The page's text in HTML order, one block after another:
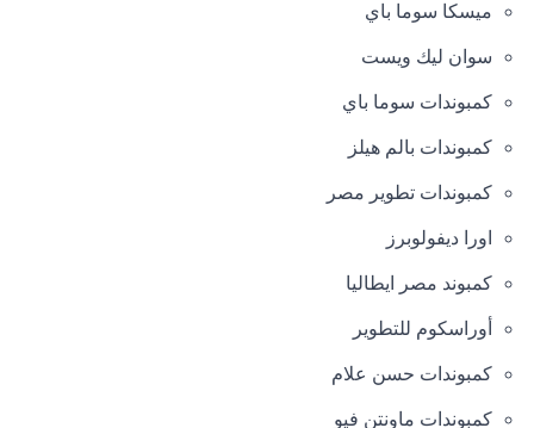
ميسكا سوما باي
سوان ليك ويست
كمبوندات سوما باي
كمبوندات بالم هيلز
كمبوندات تطوير مصر
اورا ديفولوبرز
كمبوند مصر ايطاليا
أوراسكوم للتطوير
كمبوندات حسن علام
كمبوندات ماونتن فيو